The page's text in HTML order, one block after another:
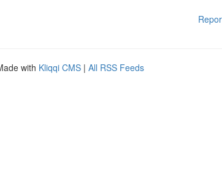
with Kliqqi CMS | All RSS Feeds